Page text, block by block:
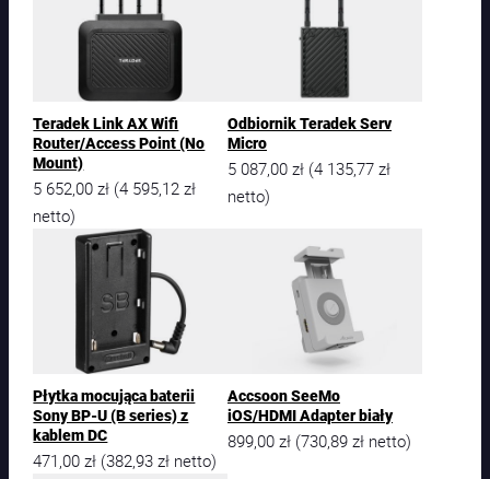
Teradek Link AX Wifi
Router/Access Point (No
Mount)
5 652,00zł (4 595,12zł
netto)
Odbiornik Teradek Serv
Micro
5 087,00 zł (4 135,77 zł
netto)
Płytka mocująca baterii
Sony BP-U (B series) z
kablem DC
471,00zł (382,93zł netto)
Accsoon SeeMo
iOS/HDMI Adapter biały
899,00 zł (730,89 zł netto)